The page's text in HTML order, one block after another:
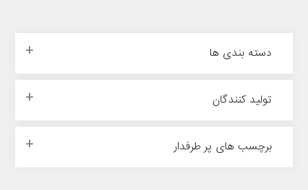
دسته بندی ها
تولید کنندگان
برچسب های پر طرفدار